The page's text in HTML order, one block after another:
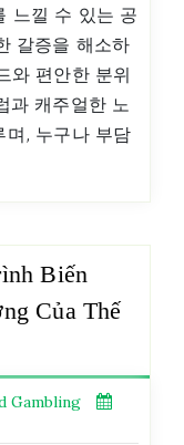
느낄 수 있는 공
갈증을 해소하
와 편안한 분위
과 캐주얼한 노
며, 누구나 부담
Biến
Của Thế
Gambling